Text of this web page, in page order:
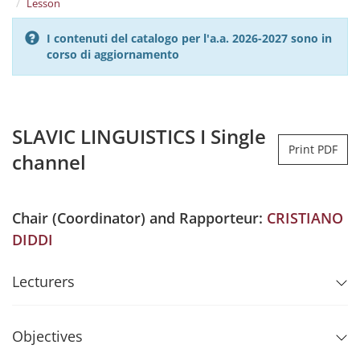
Lesson
I contenuti del catalogo per l'a.a. 2026-2027 sono in
corso di aggiornamento
SLAVIC LINGUISTICS I Single
channel
Print PDF
Chair (Coordinator) and Rapporteur: CRISTIANO
DIDDI
Lecturers
Objectives